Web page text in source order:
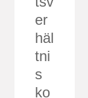
er
häl
tni
s
ko